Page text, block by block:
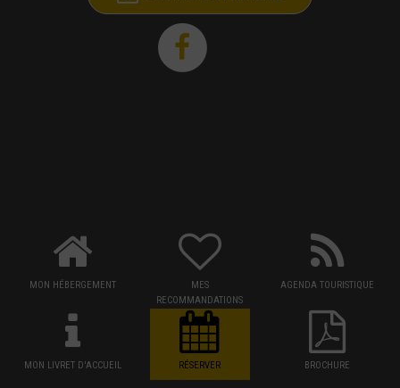
MON HÉBERGEMENT
MES
RECOMMANDATIONS
AGENDA TOURISTIQUE
MON LIVRET D'ACCUEIL RÉSERVER BROCHURE